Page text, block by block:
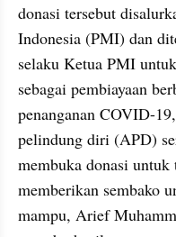
donasi tersebut
Indonesia (PMI) dan
selaku Ketua PMI
sebagai pembiayaan
penanganan COVID-
pelindung diri (APD)
membuka donasi untuk
memberikan sembako
mampu, Arief